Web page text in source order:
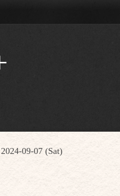
2024-09-07 (Sat)